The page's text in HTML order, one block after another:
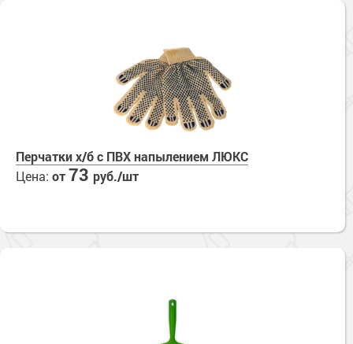
Перчатки х/б с ПВХ напылением ЛЮКС
Цена: от73 руб./шт